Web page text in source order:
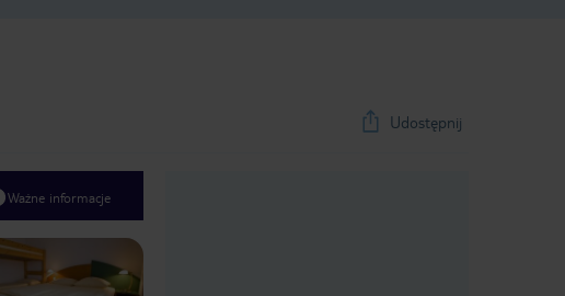
Udostępnij
Ważne informacje
Next slide
1/17